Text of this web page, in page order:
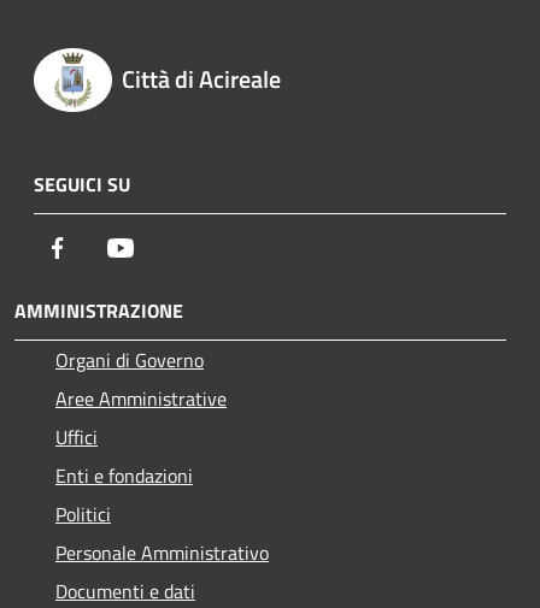
Città di Acireale
SEGUICI SU
Facebook
AMMINISTRAZIONE
Organi di Governo
Aree Amministrative
Uffici
Enti e fondazioni
Politici
Personale Amministrativo
Documenti e dati